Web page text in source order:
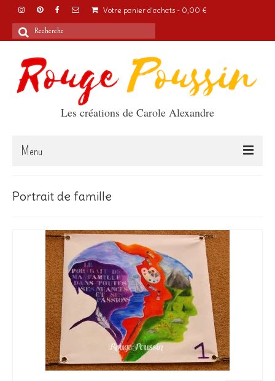
Votre panier d'achats - 0,00 €
Rechercher
Les créations de Carole Alexandre
Menu
A propos
Boutique
Les Créations
Mon compte
Portrait de famille